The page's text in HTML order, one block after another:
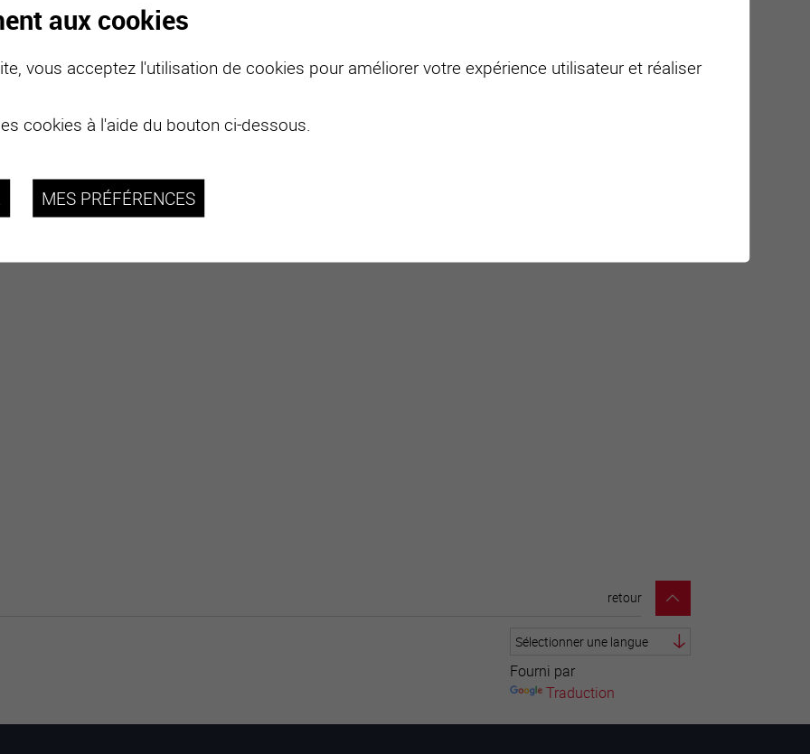
Fourni par
Traduction
retour
aux cookies
vous acceptez l'utilisation de cookies pour améliorer votre expérience utilisateur et réaliser
cookies à l'aide du bouton ci-dessous.
MES PRÉFÉRENCES